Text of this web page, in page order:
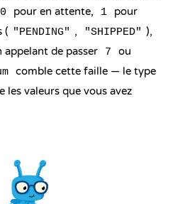
0 pour en attente, 1
pour
( "PENDING" , "SHIPPED" ),
appelant de passer
7 ou
comble cette faille — le type
les valeurs que vous avez